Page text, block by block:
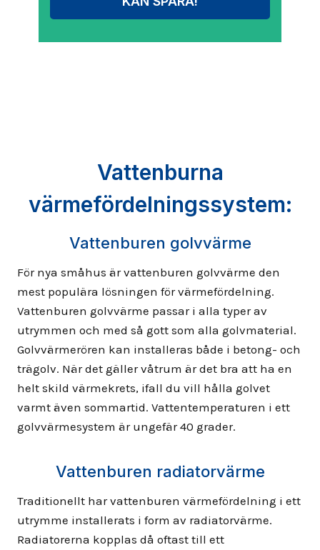
Vattenburna
värmefördelningssystem:
Vattenburen golvvärme
För nya småhus är vattenburen golvvärme den
mest populära lösningen för värmefördelning.
Vattenburen golvvärme passar i alla typer av
utrymmen och med så gott som alla golvmaterial.
Golvvärmerören kan installeras både i betong- och
trägolv. När det gäller våtrum är det bra att ha en
helt skild värmekrets, ifall du vill hålla golvet
varmt även sommartid. Vattentemperaturen i ett
golvvärmesystem är ungefär 40 grader.
Vattenburen radiatorvärme
Traditionellt har vattenburen värmefördelning i ett
utrymme installerats i form av radiatorvärme.
Radiatorerna kopplas då oftast till ett